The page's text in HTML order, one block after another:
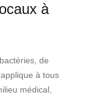
à
de
à tous
médical,